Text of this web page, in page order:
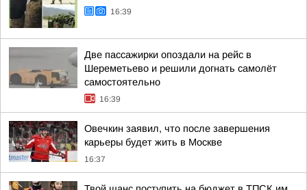
16:39
Две пассажирки опоздали на рейс в
Шереметьево и решили догнать самолёт
самостоятельно
16:39
Овечкин заявил, что после завершения
карьеры будет жить в Москве
16:37